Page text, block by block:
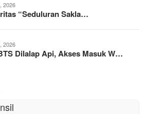
2026
“Seduluran Sakla…
2026
Dilalap Api, Akses Masuk W…